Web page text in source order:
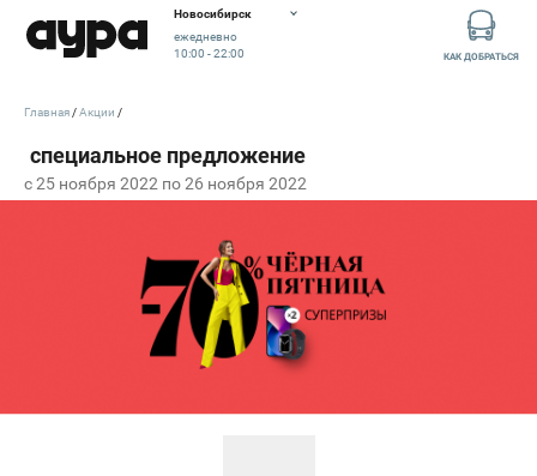
Новосибирск
ежедневно
10:00 - 22:00
КАК ДОБРАТЬСЯ
c 25 ноября 2022 по 26 ноября 2022
Главная Акции